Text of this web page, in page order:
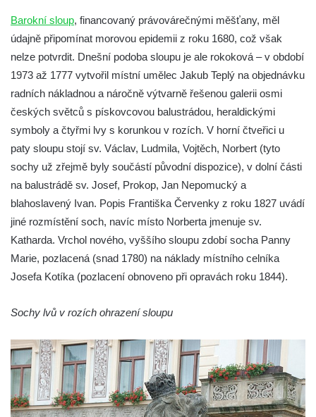
Janské
Sloup svatého Jana Nepomuckého v
Roudnici nad Labem
Sloup se sochou svatého Vavřince v
Roudnici nad Labem
Sloup svatého Václava v Kamenici u Zákup
Sloup Panny Marie v údolí Kamenického
potoka u Zákup
Sloup s (chybějící) sochou sv. Jana
Nepomuckého u Bredovského letohrádku
Sloup s kaplicí (boží muka) u Rynoltic
Sloup s kaplicí (boží muka) v Jablonném v
Sloup s kaplicí (boží muka) ve Lvové
Sloup Nejsvětější Trojice v Zákupech
Sloup Panny Marie v Okrouhlické ulici v
Mimoni
Sloup se sochou Anny Samotřetí v Hrádku
Barokní sloup, financovaný právovárečnými měšťany, měl
údajně připomínat morovou epidemii z roku 1680, což však
nelze potvrdit. Dnešní podoba sloupu je ale rokoková – v období
1973 až 1777 vytvořil místní umělec Jakub Teplý na objednávku
radních nákladnou a náročně výtvarně řešenou galerii osmi
českých světců s pískovcovou balustrádou, heraldickými
symboly a čtyřmi lvy s korunkou v rozích. V horní čtveřici u
paty sloupu stojí sv. Václav, Ludmila, Vojtěch, Norbert (tyto
sochy už zřejmě byly součástí původní dispozice), v dolní části
na balustrádě sv. Josef, Prokop, Jan Nepomucký a
blahoslavený Ivan. Popis Františka Červenky z roku 1827 uvádí
jiné rozmístění soch, navíc místo Norberta jmenuje sv.
Katharda. Vrchol nového, vyššího sloupu zdobí socha Panny
Marie, pozlacená (snad 1780) na náklady místního celníka
Josefa Kotíka (pozlacení obnoveno při opravách roku 1844).
Sochy lvů v rozích ohrazení sloupu